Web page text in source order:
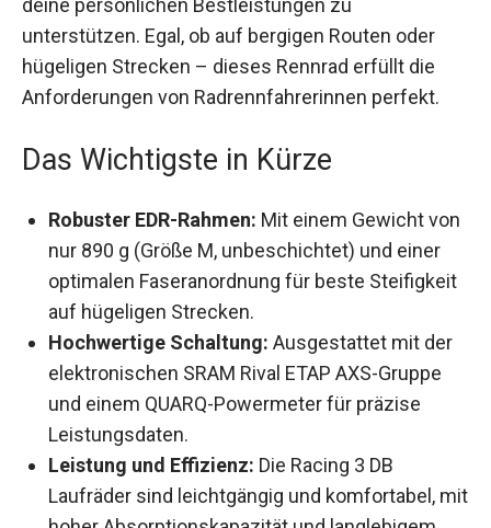
um deine persönlichen Bestleistungen zu
unterstützen. Egal, ob auf bergigen Routen oder
hügeligen Strecken – dieses Rennrad erfüllt die
Anforderungen von Radrennfahrerinnen perfekt.
Das Wichtigste in Kürze
Robuster EDR-Rahmen: Mit einem Gewicht
von nur 890 g (Größe M, unbeschichtet) und
einer optimalen Faseranordnung für beste
Steifigkeit auf hügeligen Strecken.
Hochwertige Schaltung: Ausgestattet mit der
elektronischen SRAM Rival ETAP AXS-Gruppe
und einem QUARQ-Powermeter für präzise
Leistungsdaten.
Leistung und Effizienz: Die Racing 3 DB
Laufräder sind leichtgängig und komfortabel,